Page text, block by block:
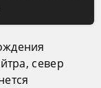
север